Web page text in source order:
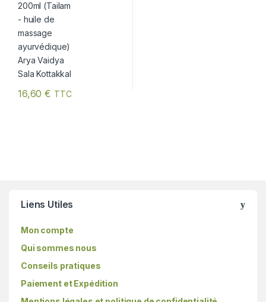
16,60€ TTC
Liens Utiles
Mon compte
Qui sommes nous
Conseils pratiques
Paiement et Expédition